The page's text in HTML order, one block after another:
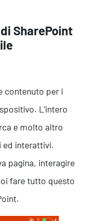
SharePoint
contenuto per i
L’intero
e molto altro
ed interattivi.
pagina, interagire
fare tutto questo